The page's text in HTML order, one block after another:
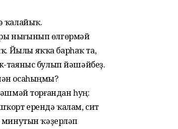
ҡалайыҡ.
нығынып өлгөрмәй
Йылы яҡҡа барһаҡ та,
таяныс булып йәшәйбеҙ.
осаһыңмы?
торғандан һуң:
ерендә ҡалам, сит
минутын ҡәҙерләп